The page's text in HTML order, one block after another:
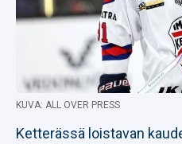
KUVA: ALL OVER PRESS
Ketterässä loistavan